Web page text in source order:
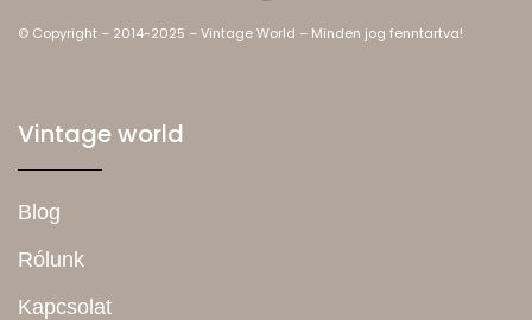
© Copyright – 2014-2025 – Vintage World – Minden jog fenntartva!
Vintage world
Blog
Rólunk
Kapcsolat